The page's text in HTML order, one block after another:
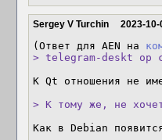
Sergey V Turchin 2023-
(Ответ для AEN на
> telegram-deskt op
К Qt отношения не
> К тому же, не
Как в Debian